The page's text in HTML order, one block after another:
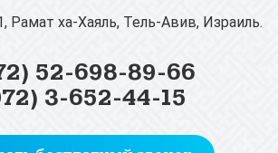
52-698-89-66
3-652-44-15
Рамат ха-Хаяль, Тель-Авив, Израиль.